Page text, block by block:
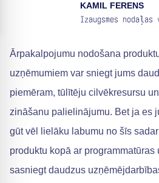
KAMIL FERENS
Izaugsmes
Ārpakalpojumu nodošana
uzņēmumiem var sniegt jums
piemēram, tūlītēju cilvēkresursu
zināšanu palielinājumu. Bet ja es
gūt vēl lielāku labumu no šīs
produktu kopā ar programmatūras
sasniegt daudzus